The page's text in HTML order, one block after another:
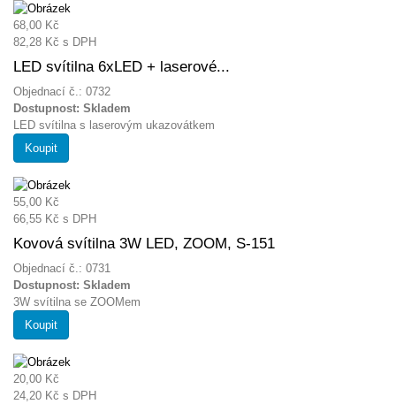
68,00 Kč
82,28 Kč s DPH
LED svítilna 6xLED + laserové...
Objednací č.: 0732
Dostupnost: Skladem
LED svítilna s laserovým ukazovátkem
Koupit
55,00 Kč
66,55 Kč s DPH
Kovová svítilna 3W LED, ZOOM, S-151
Objednací č.: 0731
Dostupnost: Skladem
3W svítilna se ZOOMem
Koupit
20,00 Kč
24,20 Kč s DPH